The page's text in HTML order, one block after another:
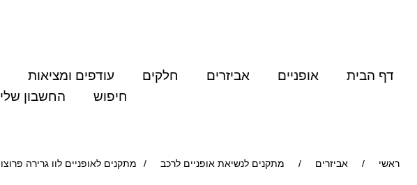
דף הבית אופניים אביזרים חלקים עודפים ומציאות
חיפוש
החשבון שלי
ראשי / אביזרים / מתקנים לנשיאת אופניים לרכב / מתקנים לאופניים לוו גרירה פרוצו PERUZZO AREZZO